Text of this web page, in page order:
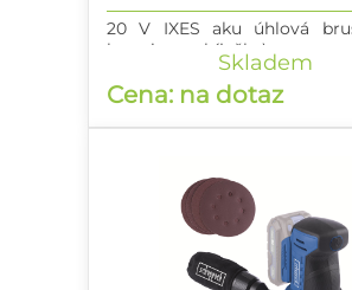
20 V IXES aku úhlová
baterie a nabíječky)Skladem
Cena: na dotaz